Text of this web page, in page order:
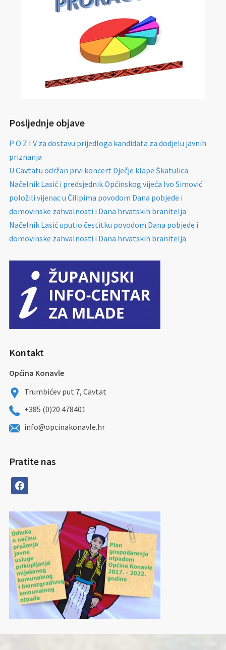
Posljednje objave
P O Z I V za dostavu prijedloga kandidata za dodjelu javnih
priznanja
U Cavtatu održan prvi koncert Dječje klape Škatulica
Načelnik Lasić i predsjednik Općinskog vijeća Ivo Simović
položili vijenac u Čilipima povodom Dana pobjede i
domovinske zahvalnosti i Dana hrvatskih branitelja
Načelnik Lasić uputio čestitku povodom Dana pobjede i
domovinske zahvalnosti i Dana hrvatskih branitelja
Kontakt
Općina Konavle
Trumbićev put 7, Cavtat
+385 (0)20 478401
info@opcinakonavle.hr
Pratite nas
facebook